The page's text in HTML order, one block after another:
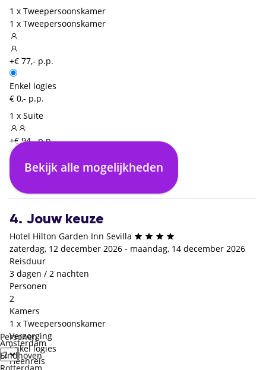
Personen
Amsterdam
Eindhoven
Rotterdam
1 x Tweepersoonskamer
1 x Tweepersoonskamer
+€ 77,- p.p.
Enkel logies
€ 0,- p.p.
1 x Suite
+€ 94,- p.p.
Enkel logies
€ 0,- p.p.
Logies en ontbijt
Bekijk alle mogelijkheden
4. Jouw keuze
Hotel Hilton Garden Inn Sevilla
zaterdag, 12 december 2026 - maandag, 14 december 2026
Reisduur
3 dagen / 2 nachten
Personen
2
Kamers
1 x Tweepersoonskamer
Verzorging
Enkel logies
Heenreis